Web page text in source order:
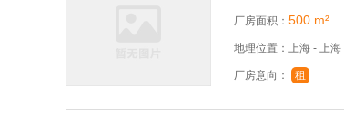
厂房面积： 500 m²
地理位置：上海 - 上海
厂房意向： 租